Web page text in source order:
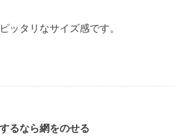
ッタリなサイズ感です。
るなら網をのせる